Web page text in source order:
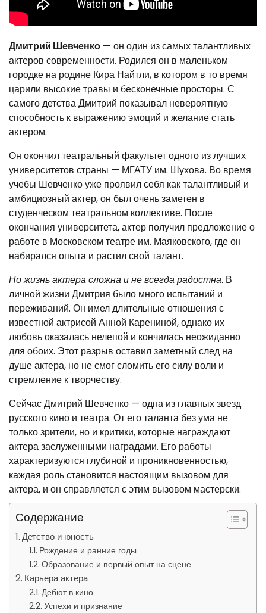
Дмитрий Шевченко — он один из самых талантливых
актеров современности. Родился он в маленьком
городке на родине Кира Найтли, в котором в то время
царили высокие травы и бесконечные просторы. С
самого детства Дмитрий показывал невероятную
способность к выражению эмоций и желание стать
актером.
Он окончил театральный факультет одного из лучших
университетов страны — МГАТУ им. Шухова. Во время
учебы Шевченко уже проявил себя как талантливый и
амбициозный актер, он был очень заметен в
студенческом театральном коллективе. После
окончания университета, актер получил предложение о
работе в Московском театре им. Маяковского, где он
набирался опыта и растил свой талант.
Но жизнь актера сложна и не всегда радостна. В
личной жизни Дмитрия было много испытаний и
переживаний. Он имел длительные отношения с
известной актрисой Анной Карениной, однако их
любовь оказалась нелепой и кончилась неожиданно
для обоих. Этот разрыв оставил заметный след на
душе актера, но не смог сломить его силу воли и
стремление к творчеству.
Сейчас Дмитрий Шевченко — одна из главных звезд
русского кино и театра. От его таланта без ума не
только зрители, но и критики, которые награждают
актера заслуженными наградами. Его работы
характеризуются глубиной и проникновенностью,
каждая роль становится настоящим вызовом для
актера, и он справляется с этим вызовом мастерски.
Содержание
Детство и юность
Рождение и ранние годы
Образование и первый опыт на сцене
Карьера актера
Дебют в кино
Успехи и признание